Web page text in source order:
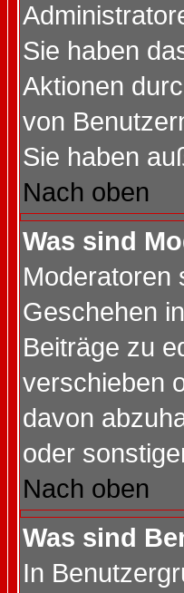
Sie haben
Aktionen
von
Sie haben
Nach oben
Was sind
Moderatoren
Geschehen
Beiträge zu
verschieben
davon
oder
Nach oben
Was sind
In